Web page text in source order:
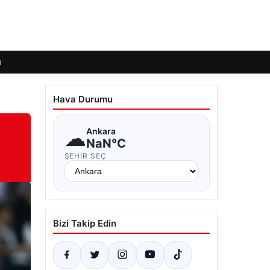
Hava Durumu
☁Ankara
NaN°C
ŞEHIR SEÇ
Bizi Takip Edin